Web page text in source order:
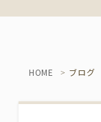
HOME ブログ